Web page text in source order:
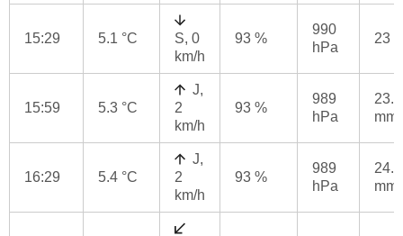
15:29 5.1 °C
S, 0
km/h
93 %
990
hPa
23
15:59 5.3 °C
J,
2
km/h
93 %
989
hPa
23.8
mm
16:29 5.4 °C
J,
2
km/h
93 %
989
hPa
24.8
mm